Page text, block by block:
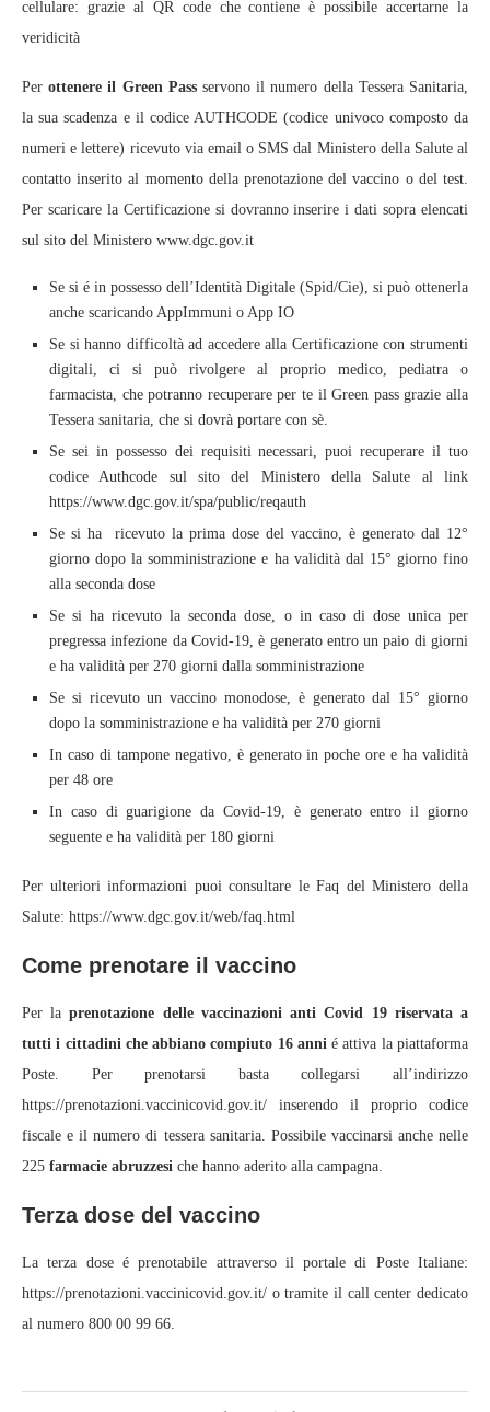
cellulare: grazie al QR code che contiene è possibile accertarne la
veridicità
Perottenere il Green Passservono il numero della Tessera Sanitaria,
la sua scadenza e il codice AUTHCODE (codice univoco composto da
numeri e lettere) ricevuto via email o SMS dal Ministero della Salute al
contatto inserito al momento della prenotazione del vaccino o del test.
Per scaricare la Certificazione si dovranno inserire i dati sopra elencati
sul sito del Ministero www.dgc.gov.it
Se si é in possesso dell’Identità Digitale (Spid/Cie), si può ottenerla
anche scaricando AppImmuni o App IO
Se si hanno difficoltà ad accedere alla Certificazione con strumenti
digitali, ci si può rivolgere al proprio medico, pediatra o
farmacista, che potranno recuperare per te il Green pass grazie alla
Tessera sanitaria, che si dovrà portare con sè.
Se sei in possesso dei requisiti necessari, puoi recuperare il tuo
codice Authcode sul sito del Ministero della Salute al link
https://www.dgc.gov.it/spa/public/reqauth
Se si ha ricevuto la prima dose del vaccino, è generato dal 12°
giorno dopo la somministrazione e ha validità dal 15° giorno fino
alla seconda dose
Se si ha ricevuto la seconda dose, o in caso di dose unica per
pregressa infezione da Covid-19, è generato entro un paio di giorni
e ha validità per 270 giorni dalla somministrazione
Se si ricevuto un vaccino monodose, è generato dal 15° giorno
dopo la somministrazione e ha validità per 270 giorni
In caso di tampone negativo, è generato in poche ore e ha validità
per 48 ore
In caso di guarigione da Covid-19, è generato entro il giorno
seguente e ha validità per 180 giorni
Per ulteriori informazioni puoi consultare le Faq del Ministero della
Salute: https://www.dgc.gov.it/web/faq.html
Come prenotare il vaccino
Per laprenotazione delle vaccinazioni anti Covid 19 riservata a
tutti i cittadini che abbiano compiuto 16 annié attiva la piattaforma
Poste. Per prenotarsi basta collegarsi all’indirizzo
https://prenotazioni.vaccinicovid.gov.it/ inserendo il proprio codice
fiscale e il numero di tessera sanitaria. Possibile vaccinarsi anche nelle
225 farmacie abruzzesi che hanno aderito alla campagna.
Terza dose del vaccino
La terza dose é prenotabile attraverso il portale di Poste Italiane:
https://prenotazioni.vaccinicovid.gov.it/ o tramite il call center dedicato
al numero 800 00 99 66.